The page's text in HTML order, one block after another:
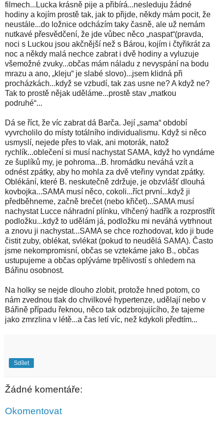
filmech...Lucka krásně pije a přibírá...nesleduju žádné
hodiny a kojím prostě tak, jak to přijde, někdy mám pocit, že
neustále...do ložnice odcházím taky časně, ale už nemám
nutkavé přesvědčení, že jde vůbec něco „naspat“(pravda,
noci s Luckou jsou akčnější než s Bárou, kojím i čtyřikrát za
noc a někdy malá nechce zabrat i dvě hodiny a vyluzuje
všemožné zvuky...občas mám náladu z nevyspání na bodu
mrazu a ano, „kleju“ je slabé slovo)...jsem klidná při
procházkách...když se vzbudí, tak zas usne ne? A když ne?
Tak to prostě nějak uděláme...prostě stav „matkou
podruhé“...
Dá se říct, že víc zabrat dá Barča. Její „sama“ období
vyvrcholilo do místy totálního individualismu. Když si něco
usmyslí, nejede přes to vlak, ani motorák, natož
rychlík...oblečení si musí nachystat SAMA, když ho vyndáme
ze šuplíků my, je pohroma...B. hromádku neváhá vzít a
odnést zpátky, aby ho mohla za dvě vteřiny vyndat zpátky.
Oblékání, které B. neskutečně zdržuje, je obzvlášť dlouhá
kovbojka...SAMA musí něco, cokoli...říct první...když ji
předběhneme, začně brečet (nebo křičet)...SAMA musí
nachystat Lucce náhradní plínku, vlhčený hadřík a rozprostřít
podložku...když to udělám já, podložku mi neváhá vytrhnout
a znovu ji nachystat...SAMA se chce rozhodovat, kdo ji bude
čistit zuby, oblékat, svlékat (pokud to neudělá SAMA). Často
jsme nekompromisní, občas se vztekáme jako B., občas
ustupujeme a občas oplýváme trpělivostí s ohledem na
Bářinu osobnost.
Na holky se nejde dlouho zlobit, protože hned potom, co
nám zvednou tlak do chvilkové hypertenze, udělají nebo v
Bářině případu řeknou, něco tak odzbrojujícího, že tajeme
jako zmrzlina v létě...a čas letí víc, než kdykoli předtím...
Sdílet
Žádné komentáře:
Okomentovat